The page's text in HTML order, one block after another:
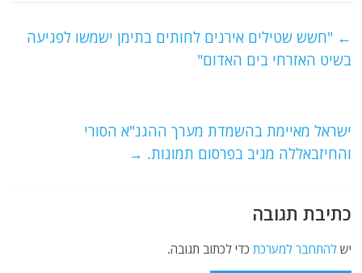
s
A
g
ra
l
er
e
k
← "חשש שטילים אירנים לחותים בתימן ישמשו לפגיעה
בשיט האזרחי בים האדום"
ישראל מאיימת בהשמדת מערך ההגנ"א הסורי
והחיזבאללה מגיב בפרסום תמונות. →
כתיבת תגובה
ישלהתחבר למערכת כדי לכתוב תגובה.